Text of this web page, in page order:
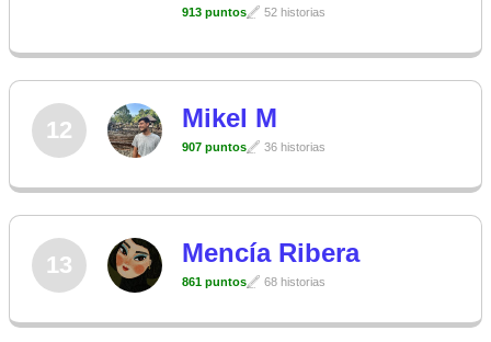
913 puntos 52 historias
12 Mikel M
907 puntos 36 historias
13 Mencía Ribera
861 puntos 68 historias